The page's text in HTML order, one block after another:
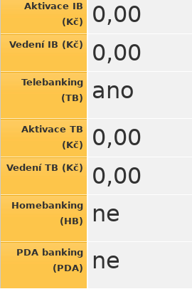
Aktivace IB
(Kč)
0,00
Vedení IB (Kč) 0,00
Telebanking
(TB)
ano
Aktivace TB
(Kč)
0,00
Vedení TB (Kč) 0,00
Homebanking
(HB)
ne
PDA banking
(PDA)
ne